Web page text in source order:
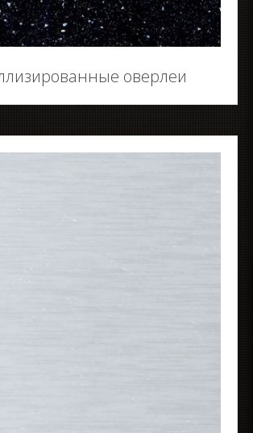
оверлеи